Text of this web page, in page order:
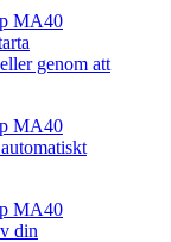
genom att
din